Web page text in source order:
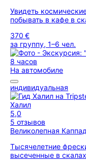
Увидеть
побывать в кафе в
370 €
за группу, 1–6 чел.
8 часов
На автомобиле
индивидуальная
Халил
5,0
5 отзывов
Великолепная
Тысячелетние
высеченные в скалах